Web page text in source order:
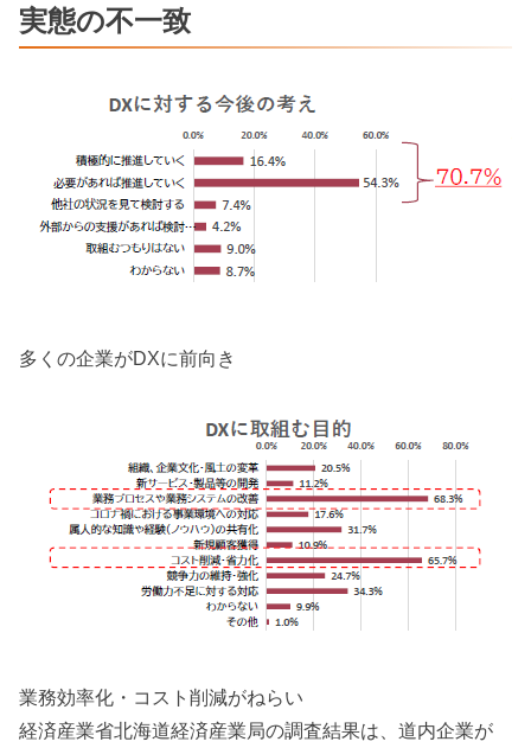
実態の不一致
多くの企業がDXに前向き
業務効率化・コスト削減がねらい
経済産業省北海道経済産業局の調査結果は、道内企業が